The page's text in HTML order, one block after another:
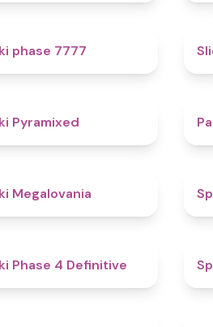
phase 7777
Pyramixed
Megalovania
Phase 4 Definitive